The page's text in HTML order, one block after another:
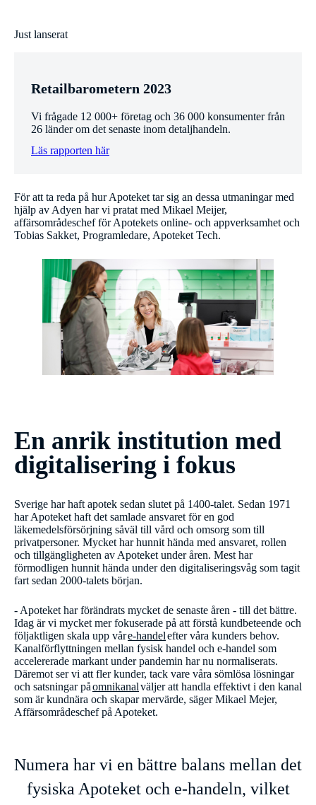
Just lanserat
Retailbarometern 2023
Vi frågade 12 000+ företag och 36 000 konsumenter från
26 länder om det senaste inom detaljhandeln.
Läs rapporten här
För att ta reda på hur Apoteket tar sig an dessa utmaningar med
hjälp av Adyen har vi pratat med Mikael Meijer,
affärsområdeschef för Apotekets online- och appverksamhet och
Tobias Sakket, Programledare, Apoteket Tech.
En anrik institution med
digitalisering i fokus
Sverige har haft apotek sedan slutet på 1400-talet. Sedan 1971
har Apoteket haft det samlade ansvaret för en god
läkemedelsförsörjning såväl till vård och omsorg som till
privatpersoner. Mycket har hunnit hända med ansvaret, rollen
och tillgängligheten av Apoteket under åren. Mest har
förmodligen hunnit hända under den digitaliseringsvåg som tagit
fart sedan 2000-talets början.
- Apoteket har förändrats mycket de senaste åren - till det bättre.
Idag är vi mycket mer fokuserade på att förstå kundbeteende och
följaktligen skala upp våre-handelefter våra kunders behov.
Kanalförflyttningen mellan fysisk handel och e-handel som
accelererade markant under pandemin har nu normaliserats.
Däremot ser vi att fler kunder, tack vare våra sömlösa lösningar
och satsningar påomnikanalväljer att handla effektivt i den kanal
som är kundnära och skapar mervärde, säger Mikael Mejer,
Affärsområdeschef på Apoteket.
Numera har vi en bättre balans mellan det
fysiska Apoteket och e-handeln, vilket